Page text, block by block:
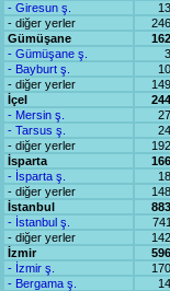
- Giresun ş.
- diğer yerler
Gümüşane
- Gümüşane ş.
- Bayburt ş.
- diğer yerler
İçel
- Mersin ş.
- Tarsus ş.
- diğer yerler
İsparta
- İsparta ş.
- diğer yerler
İstanbul
- İstanbul ş.
- diğer yerler
İzmir
- İzmir ş.
- Bergama ş.